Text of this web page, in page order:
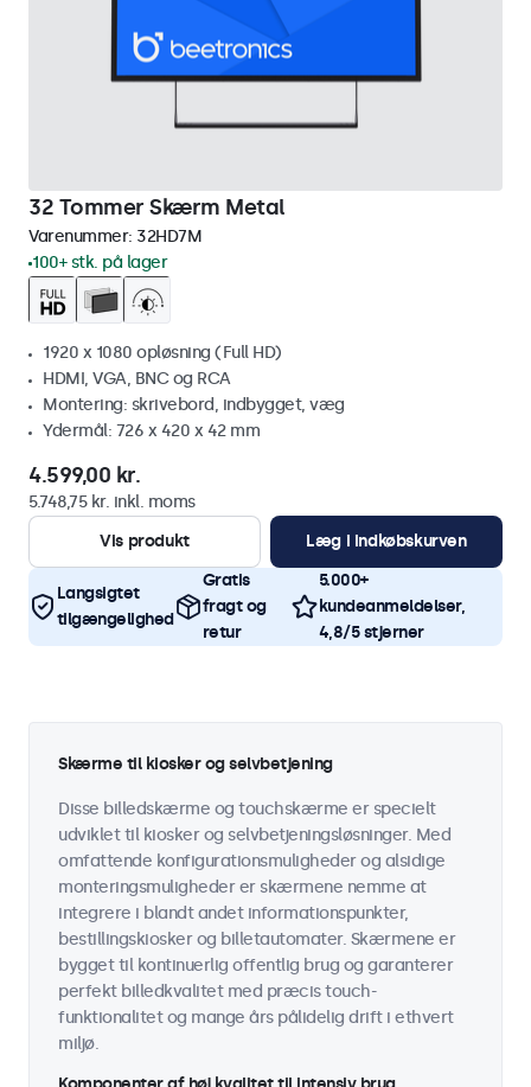
32 Tommer Skærm Metal
Varenummer: 32HD7M
100+ stk. på lager
1920 x 1080 opløsning (Full HD)
HDMI, VGA, BNC og RCA
Montering: skrivebord, indbygget, væg
Ydermål: 726 x 420 x 42 mm
4.599,00 kr.
5.748,75 kr. inkl. moms
Vis produkt
Læg i indkøbskurven
Langsigtet
tilgængelighed
Gratis
fragt og
retur
5.000+
kundeanmeldelser,
4,8/5 stjerner
Skærme til kiosker og selvbetjening
Disse billedskærme og touchskærme er specielt
udviklet til kiosker og selvbetjeningsløsninger. Med
omfattende konfigurationsmuligheder og alsidige
monteringsmuligheder er skærmene nemme at
integrere i blandt andet informationspunkter,
bestillingskiosker og billetautomater. Skærmene er
bygget til kontinuerlig offentlig brug og garanterer
perfekt billedkvalitet med præcis touch-
funktionalitet og mange års pålidelig drift i ethvert
miljø.